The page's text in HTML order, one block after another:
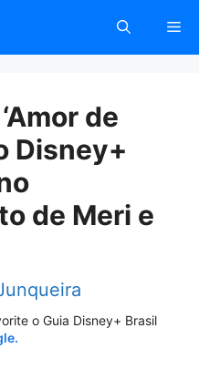
de
Disney+
de Meri e
o Guia Disney+ Brasil